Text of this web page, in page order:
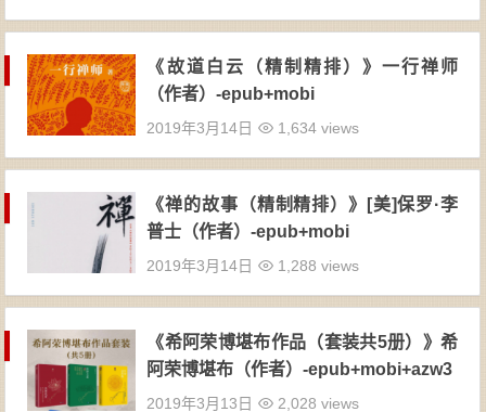
《故道白云（精制精排）》一行禅师
（作者）-epub+mobi
2019年3月14日 1,634 views
《禅的故事（精制精排）》[美]保罗·李
普士（作者）-epub+mobi
2019年3月14日 1,288 views
《希阿荣博堪布作品（套装共5册）》希
阿荣博堪布（作者）-epub+mobi+azw3
2019年3月13日 2,028 views